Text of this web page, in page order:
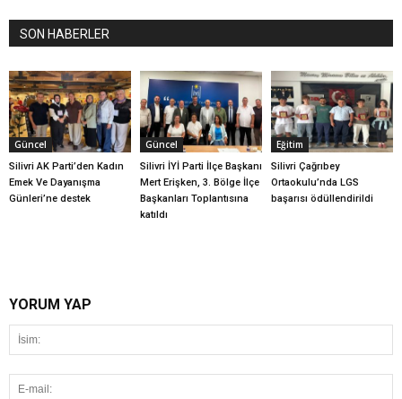
SON HABERLER
Güncel
Silivri AK Parti’den Kadın
Emek Ve Dayanışma
Günleri’ne destek
Güncel
Silivri İYİ Parti İlçe Başkanı
Mert Erişken, 3. Bölge İlçe
Başkanları Toplantısına
katıldı
Eğitim
Silivri Çağrıbey
Ortaokulu’nda LGS
başarısı ödüllendirildi
YORUM YAP